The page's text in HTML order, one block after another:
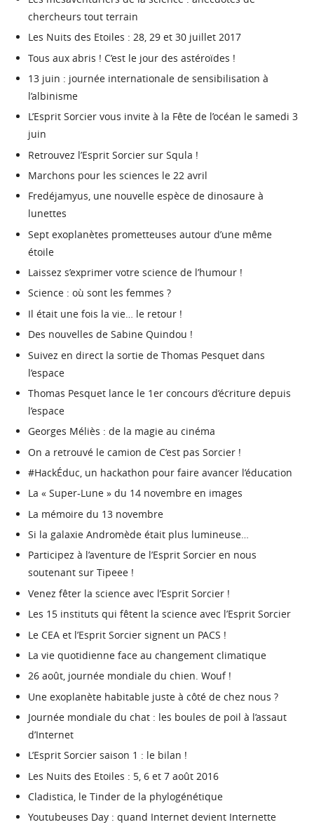
chercheurs tout terrain
Les Nuits des Etoiles : 28, 29 et 30 juillet 2017
Tous aux abris ! C’est le jour des astéroïdes !
13 juin : journée internationale de sensibilisation à
l’albinisme
L’Esprit Sorcier vous invite à la Fête de l’océan le samedi 3
juin
Retrouvez l’Esprit Sorcier sur Squla !
Marchons pour les sciences le 22 avril
Fredéjamyus, une nouvelle espèce de dinosaure à
lunettes
Sept exoplanètes prometteuses autour d’une même
étoile
Laissez s’exprimer votre science de l’humour !
Science : où sont les femmes ?
Il était une fois la vie… le retour !
Des nouvelles de Sabine Quindou !
Suivez en direct la sortie de Thomas Pesquet dans
l’espace
Thomas Pesquet lance le 1er concours d’écriture depuis
l’espace
Georges Méliès : de la magie au cinéma
On a retrouvé le camion de C’est pas Sorcier !
#HackÉduc, un hackathon pour faire avancer l’éducation
La « Super-Lune » du 14 novembre en images
La mémoire du 13 novembre
Si la galaxie Andromède était plus lumineuse…
Participez à l’aventure de l’Esprit Sorcier en nous
soutenant sur Tipeee !
Venez fêter la science avec l’Esprit Sorcier !
Les 15 instituts qui fêtent la science avec l’Esprit Sorcier
Le CEA et l’Esprit Sorcier signent un PACS !
La vie quotidienne face au changement climatique
26 août, journée mondiale du chien. Wouf !
Une exoplanète habitable juste à côté de chez nous ?
Journée mondiale du chat : les boules de poil à l’assaut
d’Internet
L’Esprit Sorcier saison 1 : le bilan !
Les Nuits des Etoiles : 5, 6 et 7 août 2016
Cladistica, le Tinder de la phylogénétique
Youtubeuses Day : quand Internet devient Internette